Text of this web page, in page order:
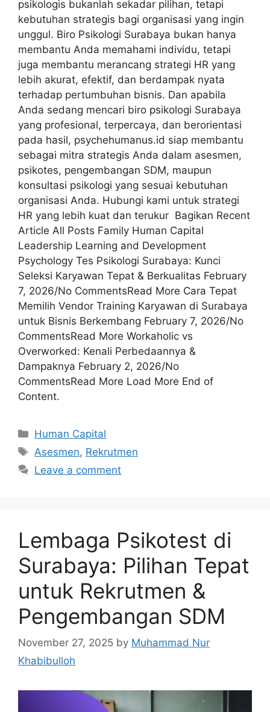
psikologis bukanlah sekadar pilihan, tetapi
kebutuhan strategis bagi organisasi yang ingin
unggul. Biro Psikologi Surabaya bukan hanya
membantu Anda memahami individu, tetapi
juga membantu merancang strategi HR yang
lebih akurat, efektif, dan berdampak nyata
terhadap pertumbuhan bisnis. Dan apabila
Anda sedang mencari biro psikologi Surabaya
yang profesional, terpercaya, dan berorientasi
pada hasil, psychehumanus.id siap membantu
sebagai mitra strategis Anda dalam asesmen,
psikotes, pengembangan SDM, maupun
konsultasi psikologi yang sesuai kebutuhan
organisasi Anda. Hubungi kami untuk strategi
HR yang lebih kuat dan terukur Bagikan Recent
Article All Posts Family Human Capital
Leadership Learning and Development
Psychology Tes Psikologi Surabaya: Kunci
Seleksi Karyawan Tepat & Berkualitas February
7, 2026/No CommentsRead More Cara Tepat
Memilih Vendor Training Karyawan di Surabaya
untuk Bisnis Berkembang February 7, 2026/No
CommentsRead More Workaholic vs
Overworked: Kenali Perbedaannya &
Dampaknya February 2, 2026/No
CommentsRead More Load More End of
Content.
Human Capital
Asesmen, Rekrutmen
Leave a comment
Lembaga Psikotest di
Surabaya: Pilihan Tepat
untuk Rekrutmen &
Pengembangan SDM
November 27, 2025 by Muhammad Nur
Khabibulloh